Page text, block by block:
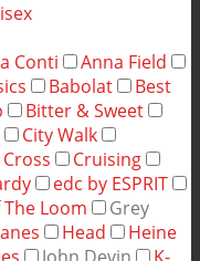
Conti
Anna Field
Babolat
Best
Bitter & Sweet
City Walk
Cross
Cruising
edc by ESPRIT
Loom
Grey
Head
Heine